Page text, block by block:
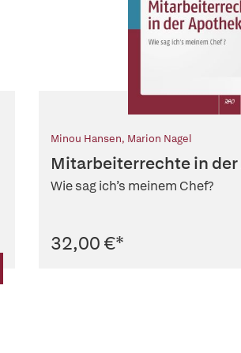
Minou Hansen, Marion Nagel
Mitarbeiterrechte in
Wie sag ich’s meinem Chef?
32,00 €*